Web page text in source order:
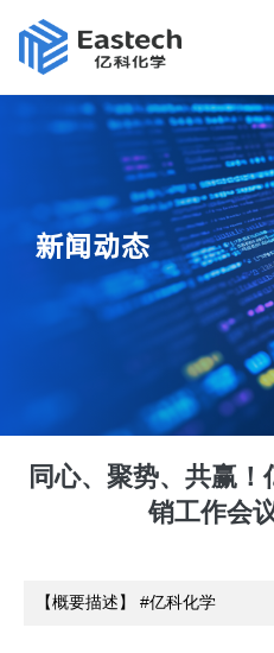
新闻动态
同心、聚势、共赢
销工作会
【概要描述】 #亿科化学